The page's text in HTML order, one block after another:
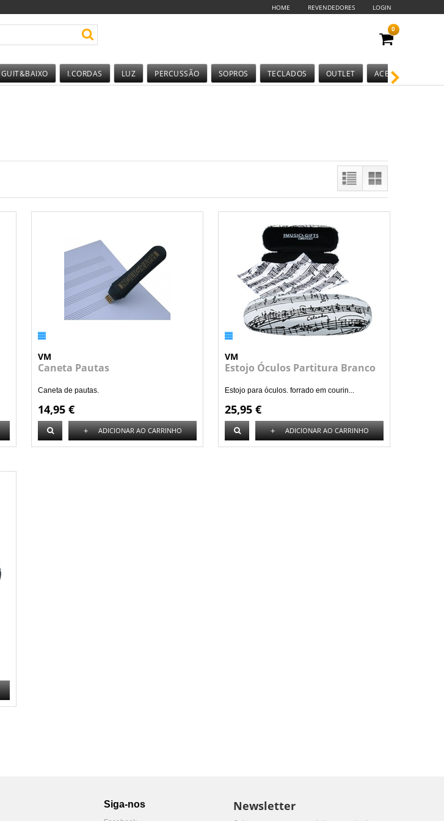
HOME REVENDEDORES LOGIN
0
GUIT&BAIXO I.CORDAS LUZ PERCUSSÃO SOPROS TECLADOS OUTLET ACESSÓRIOS
VM
Caneta Pautas
Caneta de pautas.
14,95 €
+ ADICIONAR AO CARRINHO
VM
Estojo Óculos Partitura Branco
Estojo para óculos. forrado em courin...
25,95 €
+ ADICIONAR AO CARRINHO
Siga-nos Newsletter